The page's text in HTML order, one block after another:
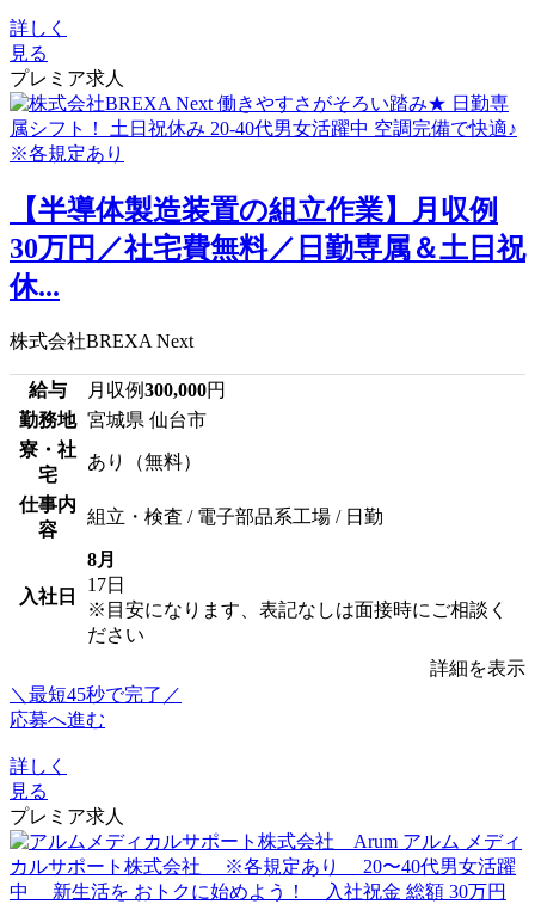
詳しく
見る
プレミア求人
【半導体製造装置の組立作業】月収例
30万円／社宅費無料／日勤専属＆土日祝
休...
株式会社BREXA Next
給与 月収例300,000円
勤務地 宮城県 仙台市
寮・社
宅
あり（無料）
仕事内
容
組立・検査 / 電子部品系工場 / 日勤
入社日
8月
17日
※目安になります、表記なしは面接時にご相談く
ださい
詳細を表示
＼最短45秒で完了／
応募へ進む
詳しく
見る
プレミア求人